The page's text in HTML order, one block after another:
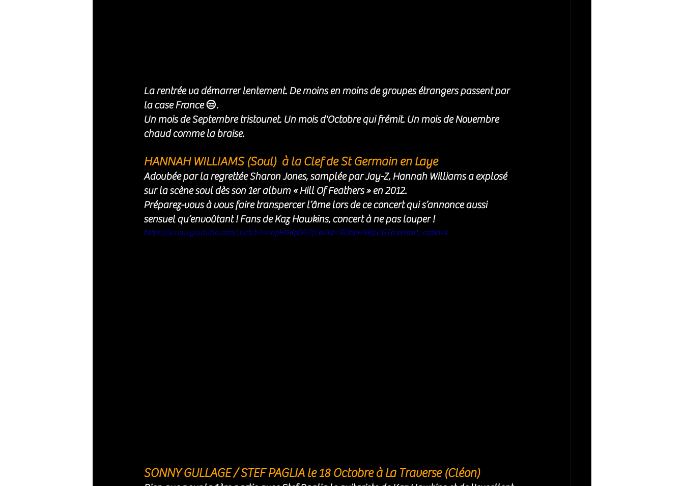
La rentrée va démarrer lentement. De moins en moins de groupes étrangers passent par
la case France 😒.
Un mois de Septembre tristounet. Un mois d'Octobre qui frémit. Un mois de Novembre
chaud comme la braise.
HANNAH WILLIAMS (Soul)  à la Clef de St Germain en Laye
Adoubée par la regrettée Sharon Jones, samplée par Jay-Z, Hannah Williams a explosé
sur la scène soul dès son 1er album « Hill Of Feathers » en 2012.
Préparez-vous à vous faire transpercer l’âme lors de ce concert qui s’annonce aussi
sensuel qu’envoûtant ! Fans de Kaz Hawkins, concert à ne pas louper !
https://www.youtube.com/watch?v=bpH9KpDGTfc&list=RDbpH9KpDGTfc&start_radio=1
SONNY GULLAGE / STEF PAGLIA le 18 Octobre à La Traverse (Cléon)